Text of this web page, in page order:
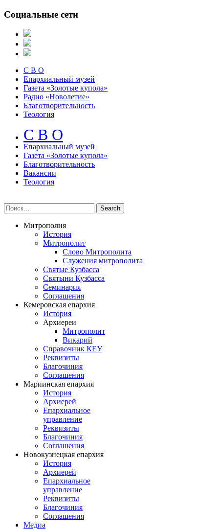
Социальные сети
С В О
Епархиальный музей
Газета «Золотые купола»
Радио «Новолетие»
Благотворительность
Теология
С В О
Епархиальный музeй
Газета «Золотые купола»
Благотворительность
Вакансии
Теология
Митрополия
История
Митрополит
Слово Митрополита
Служения митрополита
Святые Кузбасса
Святыни Кузбасса
Семинария
Соглашения
Кемеровская епархия
История
Архиереи
Митрополит
Викарий
Справочник КЕУ
Реквизиты
Благочиния
Соглашения
Мариинская епархия
История
Архиерей
Епархиальное
управление
Реквизиты
Благочиния
Соглашения
Новокузнецкая епархия
История
Архиерей
Епархиальное
управление
Реквизиты
Благочиния
Соглашения
Медиа